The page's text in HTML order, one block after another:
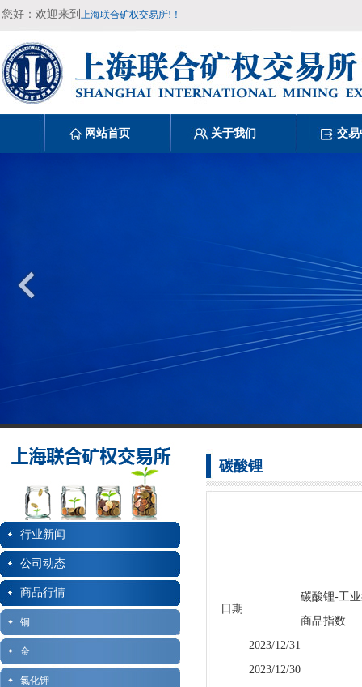
您好：欢迎来到 上海联合矿权交易所!！
网站首页 关于我们 交易
行业新闻
公司动态
商品行情
铜
金
氯化钾
碳酸锂
日期
碳酸锂-工
商品指数
2023/12/31
2023/12/30